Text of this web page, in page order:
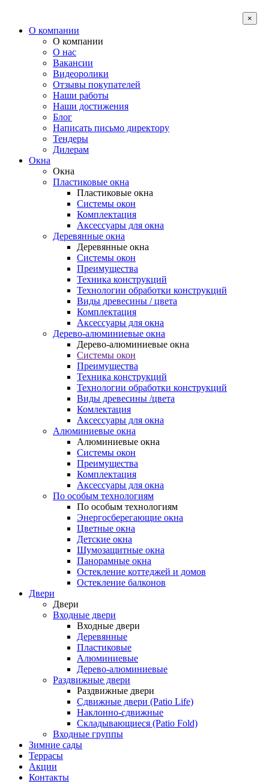
О компании
О компании
О нас
Вакансии
Видеоролики
Отзывы покупателей
Наши работы
Наши достижения
Блог
Написать письмо директору
Тендеры
Дилерам
Окна
Окна
Пластиковые окна
Пластиковые окна
Системы окон
Комплектация
Аксессуары для окна
Деревянные окна
Деревянные окна
Системы окон
Преимущества
Техника конструкций
Технологии обработки конструкций
Виды древесины / цвета
Комплектация
Аксессуары для окна
Дерево-алюминиевые окна
Дерево-алюминиевые окна
Системы окон
Преимущества
Техника конструкций
Технологии обработки конструкций
Виды древесины /цвета
Комлектация
Аксессуары для окна
Алюминиевые окна
Алюминиевые окна
Системы окон
Преимущества
Комплектация
Аксессуары для окна
По особым технологиям
По особым технологиям
Энергосберегающие окна
Цветные окна
Детские окна
Шумозащитные окна
Панорамные окна
Остекление коттеджей и домов
Остекление балконов
Двери
Двери
Входные двери
Входные двери
Деревянные
Пластиковые
Алюминиевые
Дерево-алюминиевые
Раздвижные двери
Раздвижные двери
Сдвижные двери (Patio Life)
Наклонно-сдвижные
Складывающиеся (Patio Fold)
Входные группы
Зимние сады
Террасы
Акции
Контакты
×